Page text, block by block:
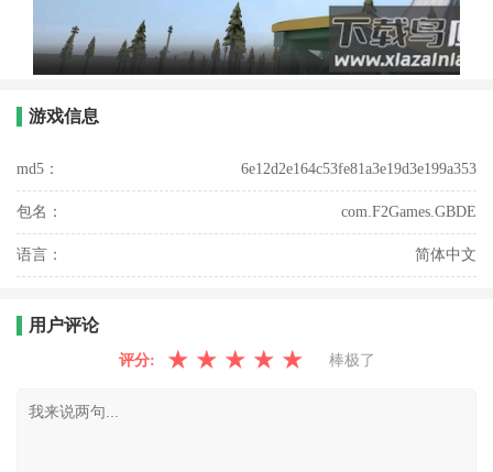
游戏信息
md5： 6e12d2e164c53fe81a3e19d3e199a353
包名： com.F2Games.GBDE
语言： 简体中文
用户评论
评分: ★ ★ ★ ★ ★ 棒极了